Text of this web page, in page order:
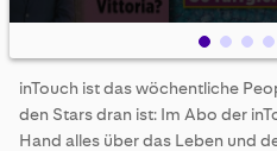
to
the
beginning
inTouch ist das wöchentliche
den Stars dran ist: Im Abo der
Hand alles über das Leben und